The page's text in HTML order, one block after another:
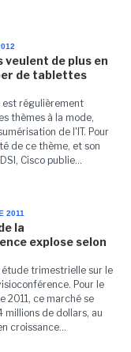
veulent de plus en
de tablettes
est régulièrement
thèmes à la mode,
de l'IT. Pour
de ce thème, et son
Cisco publie...
2011
la
explose selon
étude trimestrielle sur le
Pour le
2011, ce marché se
millions de dollars, au
croissance...